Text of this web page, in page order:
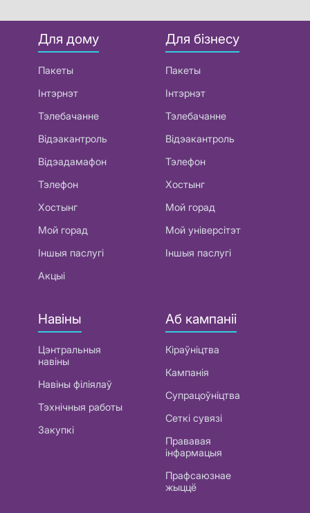
Для дому
Пакеты
Інтэрнэт
Тэлебачанне
Відэакантроль
Відэадамафон
Тэлефон
Хостынг
Мой горад
Іншыя паслугі
Акцыі
Для бізнесу
Пакеты
Інтэрнэт
Тэлебачанне
Відэакантроль
Тэлефон
Хостынг
Мой горад
Мой універсітэт
Іншыя паслугі
Навіны
Цэнтральныя
навіны
Навіны філіялаў
Тэхнічныя работы
Закупкі
Аб кампаніі
Кіраўніцтва
Кампанія
Супрацоўніцтва
Сеткі сувязі
Прававая
інфармацыя
Прафсаюзнае
жыццё